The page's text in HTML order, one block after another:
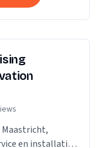
Maastricht,
en installatie